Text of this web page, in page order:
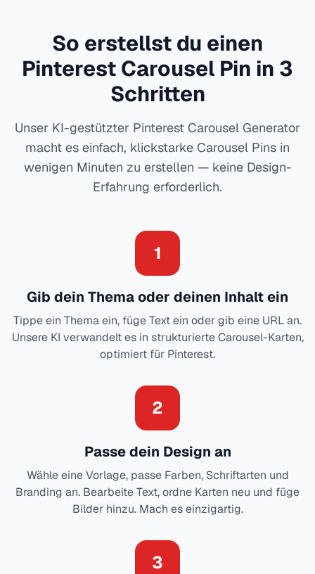
So erstellst du einen
Pinterest Carousel Pin in 3
Schritten
Unser KI-gestützter Pinterest Carousel Generator
macht es einfach, klickstarke Carousel Pins in
wenigen Minuten zu erstellen — keine Design-
Erfahrung erforderlich.
1
Gib dein Thema oder deinen Inhalt ein
Tippe ein Thema ein, füge Text ein oder gib eine URL an.
Unsere KI verwandelt es in strukturierte Carousel-Karten,
optimiert für Pinterest.
2
Passe dein Design an
Wähle eine Vorlage, passe Farben, Schriftarten und
Branding an. Bearbeite Text, ordne Karten neu und füge
Bilder hinzu. Mach es einzigartig.
3